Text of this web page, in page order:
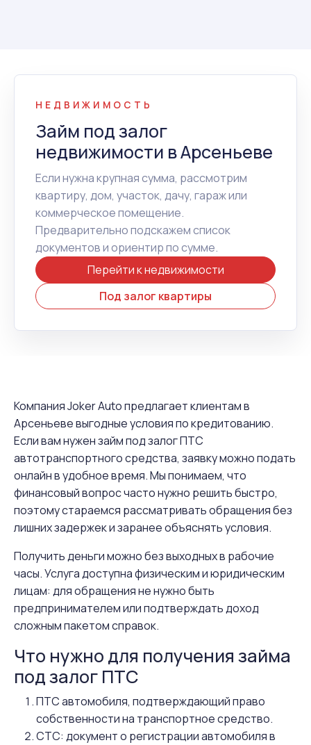
НЕДВИЖИМОСТЬ
Займ под залог
недвижимости в Арсеньеве
Если нужна крупная сумма, рассмотрим
квартиру, дом, участок, дачу, гараж или
коммерческое помещение.
Предварительно подскажем список
документов и ориентир по сумме.
Перейти к недвижимости
Под залог квартиры
Компания Joker Auto предлагает клиентам в
Арсеньеве выгодные условия по кредитованию.
Если вам нужен займ под залог ПТС
автотранспортного средства, заявку можно подать
онлайн в удобное время. Мы понимаем, что
финансовый вопрос часто нужно решить быстро,
поэтому стараемся рассматривать обращения без
лишних задержек и заранее объяснять условия.
Получить деньги можно без выходных в рабочие
часы. Услуга доступна физическим и юридическим
лицам: для обращения не нужно быть
предпринимателем или подтверждать доход
сложным пакетом справок.
Что нужно для получения займа
под залог ПТС
ПТС автомобиля, подтверждающий право
собственности на транспортное средство.
СТС: документ о регистрации автомобиля в